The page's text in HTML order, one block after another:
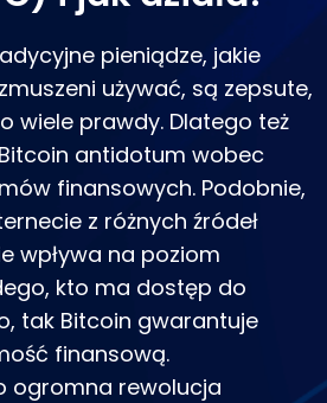
w kryptowaluty
portfel
kryptowalut
swoje kryptowaluty
na swoją przyszłość
inwestycje (DCA)
pieniądze, jakie
używać, są zepsute,
wiele prawdy. Dlatego też
antidotum wobec
finansowych. Podobnie,
z różnych źródeł
wpływa na poziom
kto ma dostęp do
tak Bitcoin gwarantuje
finansową.
ogromna rewolucja